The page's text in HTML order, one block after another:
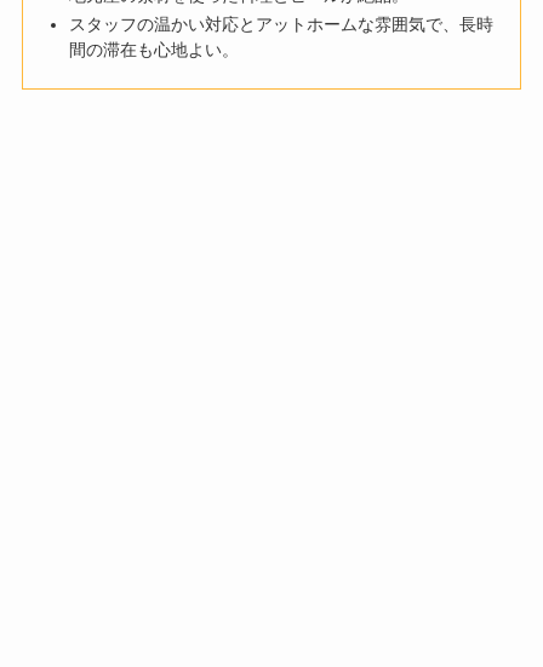
スタッフの温かい対応とアットホームな雰囲気で、長時
間の滞在も心地よい。